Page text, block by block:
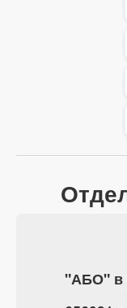
"АБО" в